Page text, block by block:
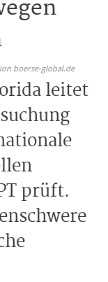
boerse-global.de
leitet
prüft.